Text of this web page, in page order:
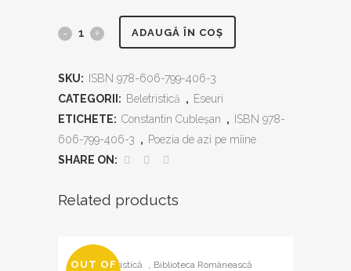
Poezia
pe
mîine
ADAUGĂ ÎN COȘ
SKU:
ISBN 978-606-799-406-3
CATEGORII: Beletristică , Eseuri
ETICHETE: Constantin Cubleșan ,
ISBN 978-
606-799-406-3 , Poezia de azi pe mîine
SHARE ON:
Related products
OUT OFBeletristică Biblioteca Românească